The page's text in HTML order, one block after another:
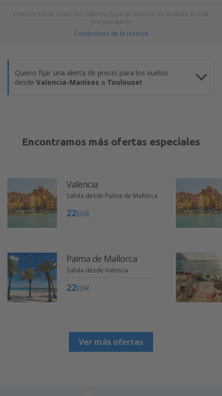
Precio total de todos los billetes (tasa de servicio no incluida 25 EUR
por pasajero)
Condiciones de la reserva
Quiero fijar una alerta de precio para los vuelos
desde Valencia-Manises a Toulouse!
Encontramos más ofertas especiales
Valencia
Salida desde Palma de Mallorca
22EUR
Palma de Mallorca
Salida desde Valencia
22EUR
Ver más ofertas